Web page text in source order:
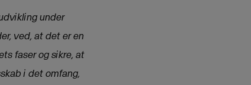
under
ved, at det er en
faser og sikre, at
i det omfang,